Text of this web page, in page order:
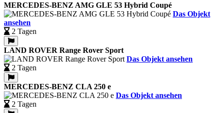
MERCEDES-BENZ AMG GLE 53 Hybrid Coupé
Das Objekt
ansehen
2 Tagen
LAND ROVER Range Rover Sport
Das Objekt ansehen
2 Tagen
MERCEDES-BENZ CLA 250 e
Das Objekt ansehen
2 Tagen